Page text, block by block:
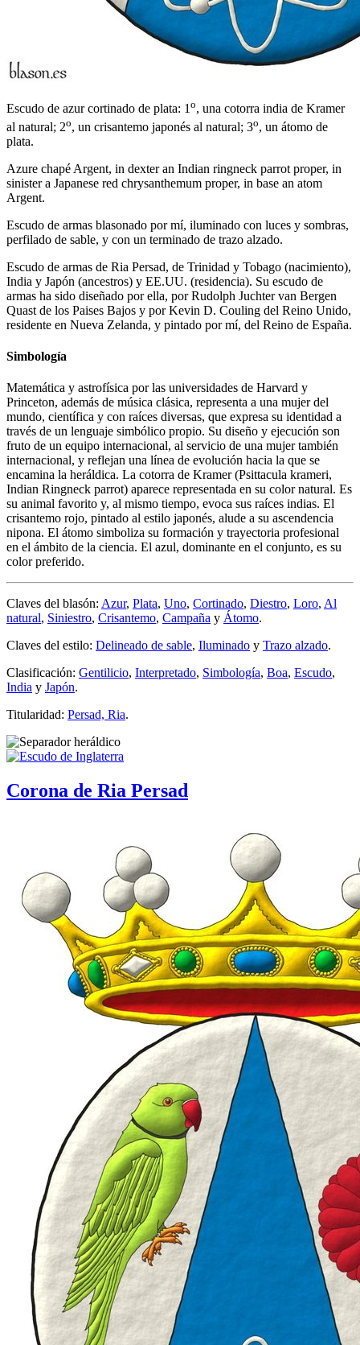
Escudo de azur cortinado de plata: 1o, una cotorra india de Kramer
al natural; 2o, un crisantemo japonés al natural; 3o, un átomo de
plata.
Azure chapé Argent, in dexter an Indian ringneck parrot proper, in
sinister a Japanese red chrysanthemum proper, in base an atom
Argent.
Escudo de armas blasonado por mí, iluminado con luces y sombras,
perfilado de sable, y con un terminado de trazo alzado.
Escudo de armas de Ria Persad, de Trinidad y Tobago (nacimiento),
India y Japón (ancestros) y EE.UU. (residencia). Su escudo de
armas ha sido diseñado por ella, por Rudolph Juchter van Bergen
Quast de los Paises Bajos y por Kevin D. Couling del Reino Unido,
residente en Nueva Zelanda, y pintado por mí, del Reino de España.
Simbología
Matemática y astrofísica por las universidades de Harvard y
Princeton, además de música clásica, representa a una mujer del
mundo, científica y con raíces diversas, que expresa su identidad a
través de un lenguaje simbólico propio. Su diseño y ejecución son
fruto de un equipo internacional, al servicio de una mujer también
internacional, y reflejan una línea de evolución hacia la que se
encamina la heráldica. La cotorra de Kramer (Psittacula krameri,
Indian Ringneck parrot) aparece representada en su color natural. Es
su animal favorito y, al mismo tiempo, evoca sus raíces indias. El
crisantemo rojo, pintado al estilo japonés, alude a su ascendencia
nipona. El átomo simboliza su formación y trayectoria profesional
en el ámbito de la ciencia. El azul, dominante en el conjunto, es su
color preferido.
Claves del blasón: Azur, Plata, Uno, Cortinado, Diestro, Loro, Al
natural, Siniestro, Crisantemo, Campaña y Átomo.
Claves del estilo: Delineado de sable, Iluminado y Trazo alzado.
Clasificación: Gentilicio, Interpretado, Simbología, Boa, Escudo,
India y Japón.
Titularidad: Persad, Ria.
Corona de Ria Persad